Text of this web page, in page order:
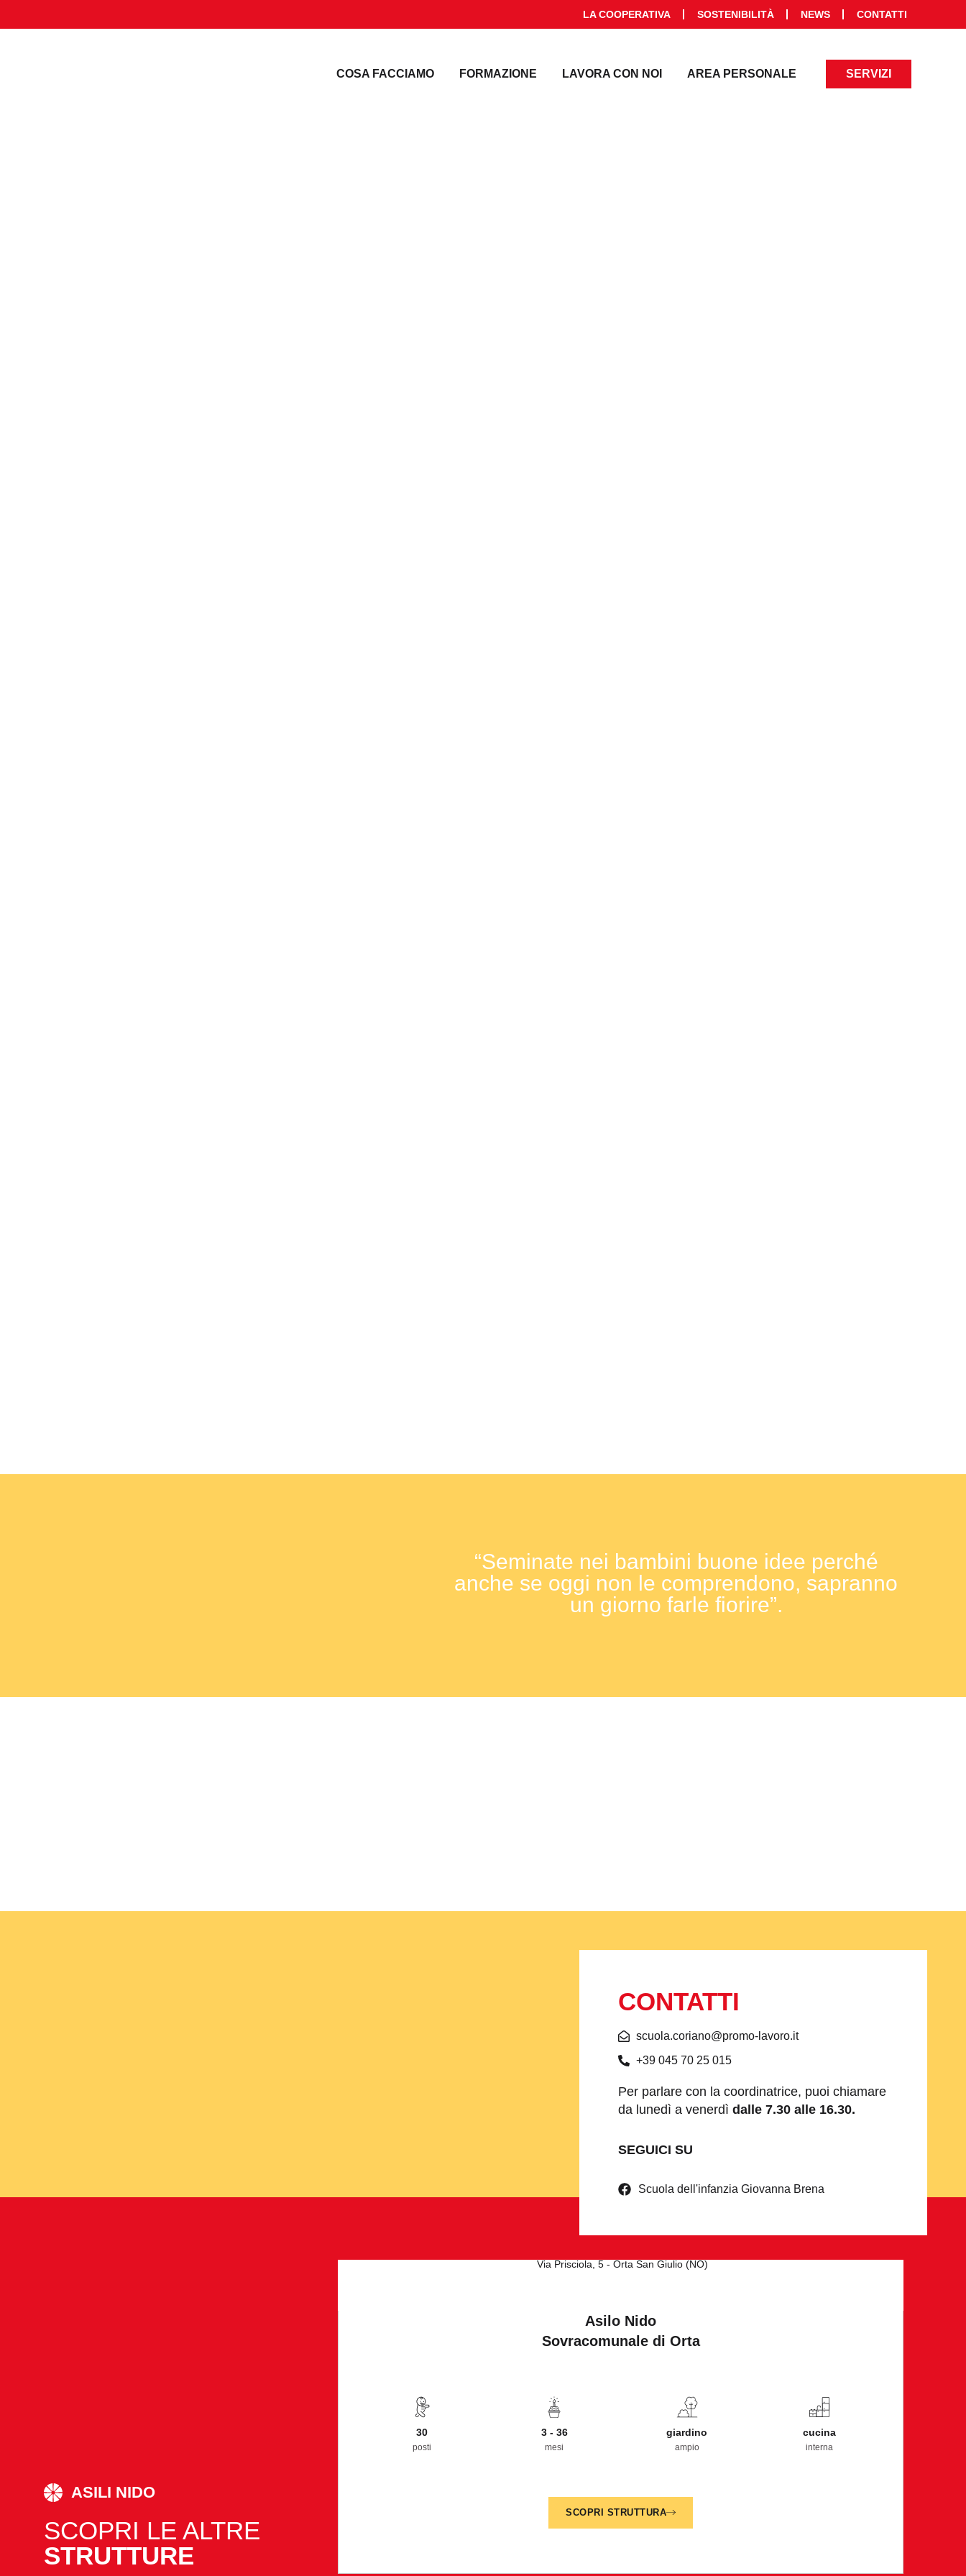
LA COOPERATIVA SOSTENIBILITÀ NEWS CONTATTI
COSA FACCIAMO FORMAZIONE LAVORA CON NOI AREA PERSONALE SERVIZI
“Seminate nei bambini buone idee perché
anche se oggi non le comprendono, sapranno
un giorno farle fiorire”.
CONTATTI
scuola.coriano@promo-lavoro.it
+39 045 70 25 015
Per parlare con la coordinatrice, puoi chiamare
da lunedì a venerdìdalle 7.30 alle 16.30.
SEGUICI SU
Scuola dell'infanzia Giovanna Brena
ASILI NIDO
SCOPRI LE ALTRE
STRUTTURE
Via Prisciola, 5 - Orta San Giulio (NO)
Asilo Nido
Sovracomunale di Orta
30
posti
3 - 36
mesi
giardino
ampio
cucina
interna
SCOPRI STRUTTURA